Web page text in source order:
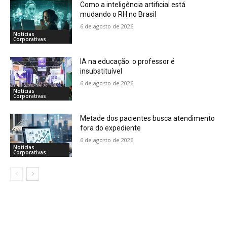
Notícias
Corporativas
Como a inteligência artificial está
mudando o RH no Brasil
6 de agosto de 2026
Notícias
Corporativas
IA na educação: o professor é
insubstituível
6 de agosto de 2026
Notícias
Corporativas
Metade dos pacientes busca atendimento
fora do expediente
6 de agosto de 2026